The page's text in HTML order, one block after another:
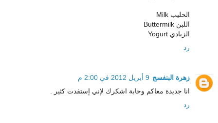
الحليب Milk
اللبن Buttermilk
الزبادي Yogurt
رد
زهرة البنفسج 9 أبريل 2012 في 2:00 م
انا جديدة معاكم وحابة اشكرك لإني إستفدت كثير .
رد